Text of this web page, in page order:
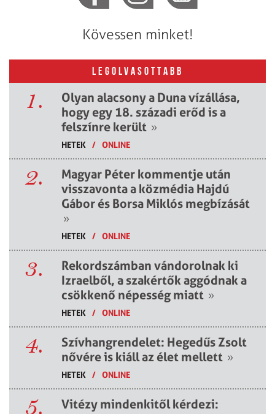
Kövessen minket!
LEGOLVASOTTABB
1.
Olyan alacsony a Duna vízállása,
hogy egy 18. századi erőd is a
felszínre került »
HETEK / ONLINE
2.
Magyar Péter kommentje után
visszavonta a közmédia Hajdú
Gábor és Borsa Miklós megbízását
»
HETEK / ONLINE
3.
Rekordszámban vándorolnak ki
Izraelből, a szakértők aggódnak a
csökkenő népesség miatt »
HETEK / ONLINE
4.
Szívhangrendelet: Hegedűs Zsolt
nővére is kiáll az élet mellett »
HETEK / ONLINE
5.
Vitézy mindenkitől kérdezi: